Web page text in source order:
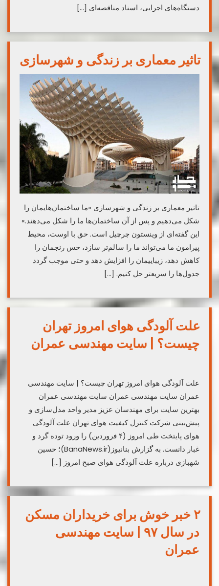
دستگاه‌های اجرایی، اسناد مناقصه‌ای […]
تاثیر معماری بر زندگی و شهرسازی
تاثیر معماری بر زندگی و شهرسازی «ما ساختمان‌هایمان را
شکل می‌دهیم و پس از آن ساختمان‌ها ما را شکل می‌دهند.»
این گفته‌ای از وینستون چرچیل است. حق با اوست، محیط
پیرامون ما می‌تواند ما را سالم‌تر سازد، حس رنجمان را
کاهش دهد، زیباییمان را افزایش دهد و حتی موجب گردد
جدول‌ها را سریعتر حل کنیم. […]
علت آلودگی هوای امروز تهران
چیست؟ | سایت مهندسی عمران
علت آلودگی هوای امروز تهران چیست؟ | سایت مهندسی
عمران سایت مهندسی عمران سایت مهندسی عمران
بهترین سایت برای مهندسان عزیز مدیر واحد مدل‌سازی و
پیش‌بینی شرکت کنترل کیفیت هوای تهران علت آلودگی
هوای پایتخت طی امروز (۴ فروردین) را ورود توده گرد و
غبار دانست. به گزارش بنانیوز(BanaNews.ir)؛ حسین
شهبازی درباره علت آلودگی هوای صبح امروز […]
۲ خبر خوش برای خریداران مسکن
در سال ۹۷ | سایت مهندسی
عمران